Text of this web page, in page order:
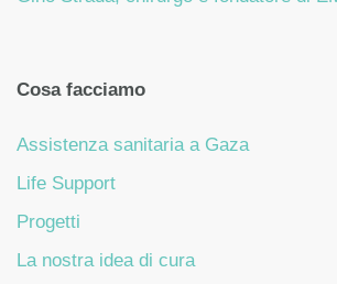
Cosa facciamo
Assistenza sanitaria a Gaza
Life Support
Progetti
La nostra idea di cura